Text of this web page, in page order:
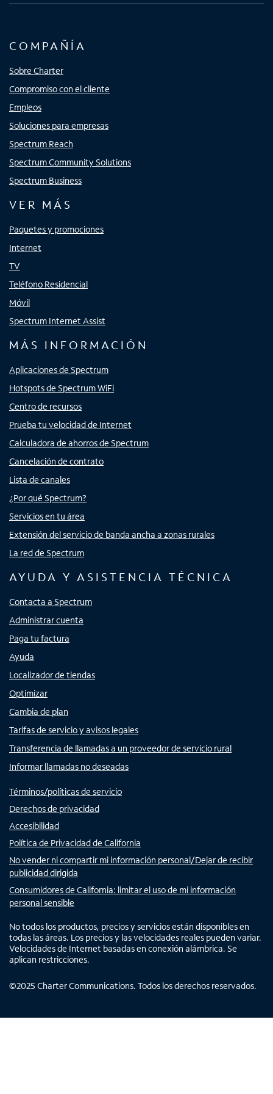
COMPAÑÍA
Sobre Charter
Compromiso con el cliente
Empleos
Soluciones para empresas
Spectrum Reach
Spectrum Community Solutions
Spectrum Business
VER MÁS
Paquetes y promociones
Internet
TV
Teléfono Residencial
Móvil
Spectrum Internet Assist
MÁS INFORMACIÓN
Aplicaciones de Spectrum
Hotspots de Spectrum WiFi
Centro de recursos
Prueba tu velocidad de Internet
Calculadora de ahorros de Spectrum
Cancelación de contrato
Lista de canales
¿Por qué Spectrum?
Servicios en tu área
Extensión del servicio de banda ancha a zonas rurales
La red de Spectrum
AYUDA Y ASISTENCIA TÉCNICA
Contacta a Spectrum
Administrar cuenta
Paga tu factura
Ayuda
Localizador de tiendas
Optimizar
Cambia de plan
Tarifas de servicio y avisos legales
Transferencia de llamadas a un proveedor de servicio rural
Informar llamadas no deseadas
Términos/políticas de servicio
Derechos de privacidad
Accesibilidad
Política de Privacidad de California
No vender ni compartir mi información personal/Dejar de recibir
publicidad dirigida
Consumidores de California: limitar el uso de mi información
personal sensible
No todos los productos, precios y servicios están disponibles en
todas las áreas. Los precios y las velocidades reales pueden variar.
Velocidades de Internet basadas en conexión alámbrica. Se
aplican restricciones.
©2025 Charter Communications. Todos los derechos reservados.